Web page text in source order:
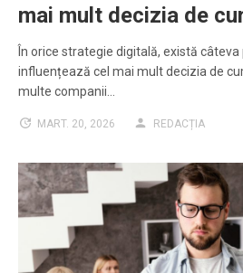
mai mult decizia de
În orice strategie digitală, există câteva
influențează cel mai mult decizia de
multe companii…
MART. 20, 2026 REDACȚIA